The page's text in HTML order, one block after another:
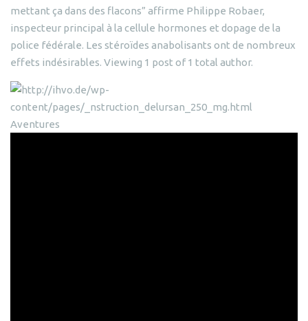
mettant ça dans des flacons” affirme Philippe Robaer,
inspecteur principal à la cellule hormones et dopage de la
police fédérale. Les stéroïdes anabolisants ont de nombreux
effets indésirables. Viewing 1 post of 1 total author.